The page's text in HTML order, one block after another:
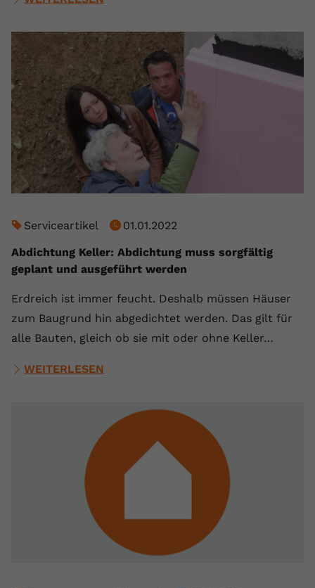
Serviceartikel
01.01.2022
Abdichtung Keller: Abdichtung muss sorgfältig
geplant und ausgeführt werden
Erdreich ist immer feucht. Deshalb müssen Häuser
zum Baugrund hin abgedichtet werden. Das gilt für
alle Bauten, gleich ob sie mit oder ohne Keller…
WEITERLESEN